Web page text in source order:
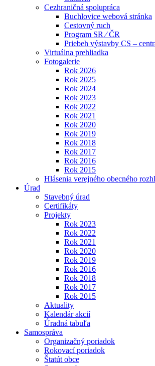
Cezhraničná spolupráca
Buchlovice webová stránka
Cestovný ruch
Program SR ⁄ ČR
Priebeh výstavby CS –
Virtuálna prehliadka
Fotogalerie
Rok 2026
Rok 2025
Rok 2024
Rok 2023
Rok 2022
Rok 2021
Rok 2020
Rok 2019
Rok 2018
Rok 2017
Rok 2016
Rok 2015
Hlásenia verejného obecného
Úrad
Stavebný úrad
Certifikáty
Projekty
Rok 2023
Rok 2022
Rok 2021
Rok 2020
Rok 2019
Rok 2016
Rok 2018
Rok 2017
Rok 2015
Aktuality
Kalendár akcií
Úradná tabuľa
Samospráva
Organizačný poriadok
Rokovací poriadok
Štatút obce